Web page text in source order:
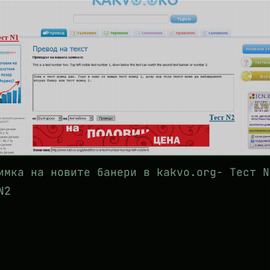
на новите банери в kakvo.org- Тест